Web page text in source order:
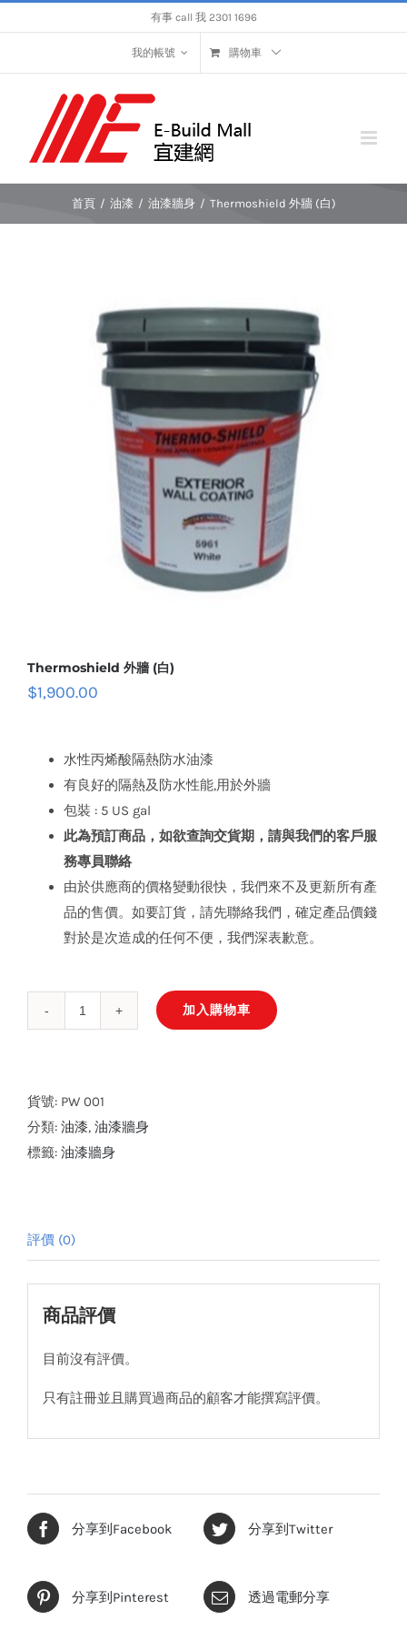
to
有事 call 我 2301 1696
我的帳號 購物車
首頁 / 油漆 / 油漆牆身 / Thermoshield 外牆 (白)
Thermoshield 外牆 (白)
$1,900.00
水性丙烯酸隔熱防水油漆
有良好的隔熱及防水性能,用於外牆
包裝 : 5 US gal
此為預訂商品，如欲查詢交貨期，請與我們的客戶服
務專員聯絡
由於供應商的價格變動很快，我們來不及更新所有產
品的售價。如要訂貨，請先聯絡我們，確定產品價錢
對於是次造成的任何不便，我們深表歉意。
Thermoshield
(白)
數
量
加入購物車
貨號: PW 001
分類: 油漆, 油漆牆身
標籤: 油漆牆身
評價 (0)
商品評價
目前沒有評價。
只有註冊並且購買過商品的顧客才能撰寫評價。
分享到Facebook 分享到Twitter
分享到Pinterest 透過電郵分享